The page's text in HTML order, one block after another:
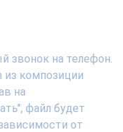
звонок на телефон.
из композиции
на
файл будет
от